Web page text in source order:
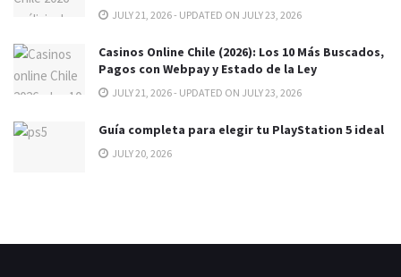
JULY 21, 2026 - UPDATED ON JULY 23, 2026
Casinos Online Chile (2026): Los 10 Más Buscados,
Pagos con Webpay y Estado de la Ley
JULY 21, 2026 - UPDATED ON JULY 23, 2026
Guía completa para elegir tu PlayStation 5 ideal
JULY 20, 2026